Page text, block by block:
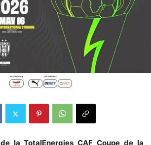
la TotalEnergies CAF Coupe de la